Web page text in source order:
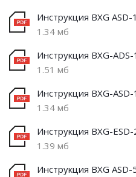
Инструкция BXG ASD-
1.34 мб
Инструкция BXG-
1.51 мб
Инструкция BXG-
1.34 мб
Инструкция BXG-
1.39 мб
Инструкция BXG ASD-